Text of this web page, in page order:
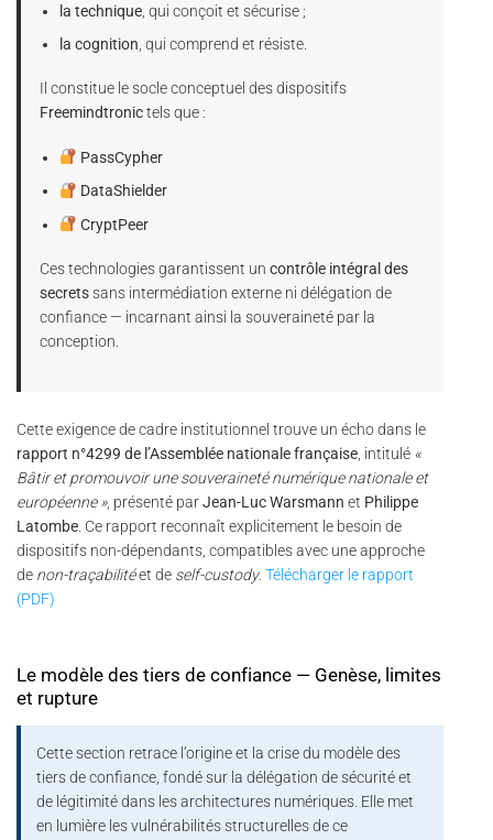
la technique , qui conçoit et sécurise ;
la cognition , qui comprend et résiste.
Il constitue le socle conceptuel des dispositifs
Freemindtronictels que :
PassCypher
DataShielder
CryptPeer
Ces technologies garantissent un contrôle intégral des
secretssans intermédiation externe ni délégation de
confiance — incarnant ainsi la souveraineté par la
conception.
Cette exigence de cadre institutionnel trouve un écho dans le
rapport n°4299 de l’Assemblée nationale française , intitulé «
Bâtir et promouvoir une souveraineté numérique nationale et
européenne », présenté parJean-Luc Warsmann et Philippe
Latombe . Ce rapport reconnaît explicitement le besoin de
dispositifs non-dépendants, compatibles avec une approche
de non-traçabilitéet de self-custody. Télécharger le rapport
(PDF)
Le modèle des tiers de confiance — Genèse, limites
et rupture
Cette section retrace l’origine et la crise du modèle des
tiers de confiance, fondé sur la délégation de sécurité et
de légitimité dans les architectures numériques. Elle met
en lumière les vulnérabilités structurelles de ce